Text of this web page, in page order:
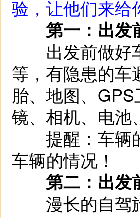
验，让他们来给
第一：出发
出发前做好车
等，有隐患的车
胎、地图、
镜、相机、电
提醒：车辆的
车辆的情况！
第二：出发
漫长的自驾旅